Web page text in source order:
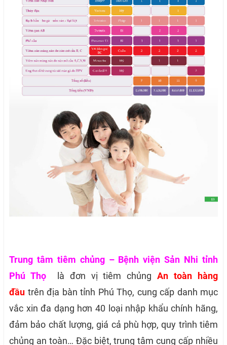
Trung tâm tiêm chủng – Bệnh viện Sản Nhi tỉnh
Phú Thọ
là đơn vị tiêm chủngAn toàn
hàng
đầu trên địa bàn tỉnh Phú Thọ, cung cấp danh mục
vắc xin đa dạng hơn 40 loại nhập khẩu chính hãng,
đảm bảo chất lượng, giá cả phù hợp, quy trình tiêm
chủng an toàn… Đặc biệt, trung tâm cung cấp nhiều